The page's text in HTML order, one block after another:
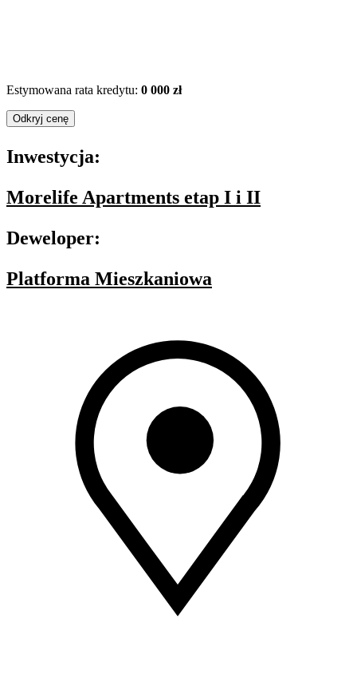
Estymowana rata kredytu: 0 000 zł
Odkryj cenę
Inwestycja:
Morelife Apartments etap I i II
Deweloper:
Platforma Mieszkaniowa